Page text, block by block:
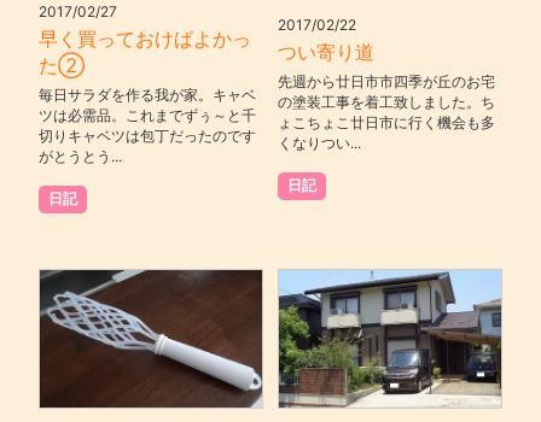
2017/02/27
早く買っておけばよかっ
た②
毎日サラダを作る我が家。キャベ
ツは必需品。これまでずぅ～と千
切りキャベツは包丁だったのです
がとうとう...
日記
2017/02/22
つい寄り道
先週から廿日市市四季が丘のお宅
の塗装工事を着工致しました。ち
ょこちょこ廿日市に行く機会も多
くなりつい...
日記